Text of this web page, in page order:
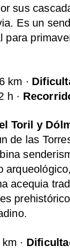
sus
Es un
para
km ·
h ·
Toril y
de las
arqueológico,
acequia
·